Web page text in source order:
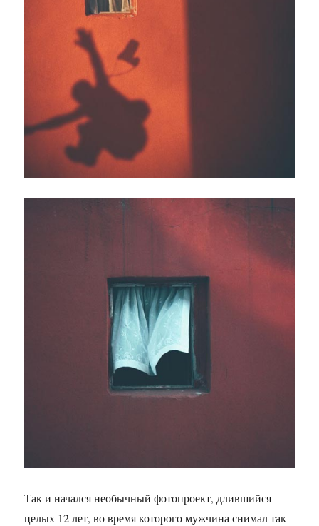
Так и начался необычный фотопроект, длившийся
целых 12 лет, во время которого мужчина снимал так